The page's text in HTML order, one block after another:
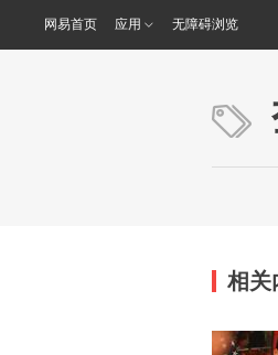
网易首页 应用 无障碍浏览
相关